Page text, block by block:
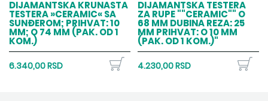
DIJAMANTSKA KRUNASTA
TESTERA »CERAMIC« SA
SUNĐEROM; PRIHVAT: 10
MM; O 74 MM (PAK. OD 1
KOM.)
6.340,00 RSD
DIJAMANTSKA TESTERA
ZA RUPE ""CERAMIC"" O
68 MM DUBINA REZA: 25
MM PRIHVAT: O 10 MM
(PAK. OD 1 KOM.)"
4.230,00 RSD